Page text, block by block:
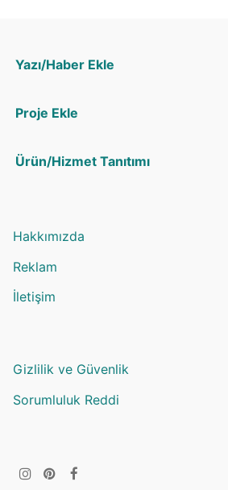
Yazı/Haber Ekle
Proje Ekle
Ürün/Hizmet Tanıtımı
Hakkımızda
Reklam
İletişim
Gizlilik ve Güvenlik
Sorumluluk Reddi